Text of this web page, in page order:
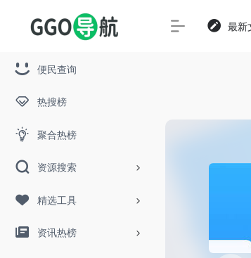
便民查询
热搜榜
聚合热榜
资源搜索
精选工具
资讯热榜
最新